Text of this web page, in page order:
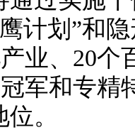
计划”和
业、20个
军和专精
。